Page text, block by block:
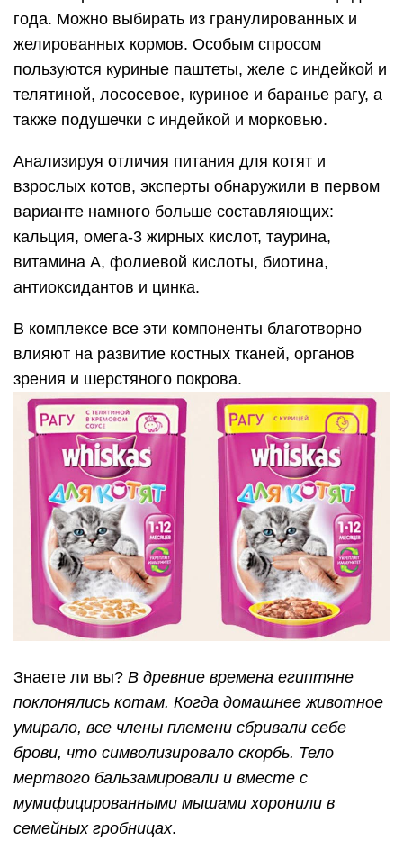
года. Можно выбирать из гранулированных и
желированных кормов. Особым спросом
пользуются куриные паштеты, желе с индейкой и
телятиной, лососевое, куриное и баранье рагу, а
также подушечки с индейкой и морковью.
Анализируя отличия питания для котят и
взрослых котов, эксперты обнаружили в первом
варианте намного больше составляющих:
кальция, омега-3 жирных кислот, таурина,
витамина А, фолиевой кислоты, биотина,
антиоксидантов и цинка.
В комплексе все эти компоненты благотворно
влияют на развитие костных тканей, органов
зрения и шерстяного покрова.
Знаете ли вы? В древние времена египтяне
поклонялись котам. Когда домашнее животное
умирало, все члены племени сбривали себе
брови, что символизировало скорбь. Тело
мертвого бальзамировали и вместе с
мумифицированными мышами хоронили в
семейных гробницах.